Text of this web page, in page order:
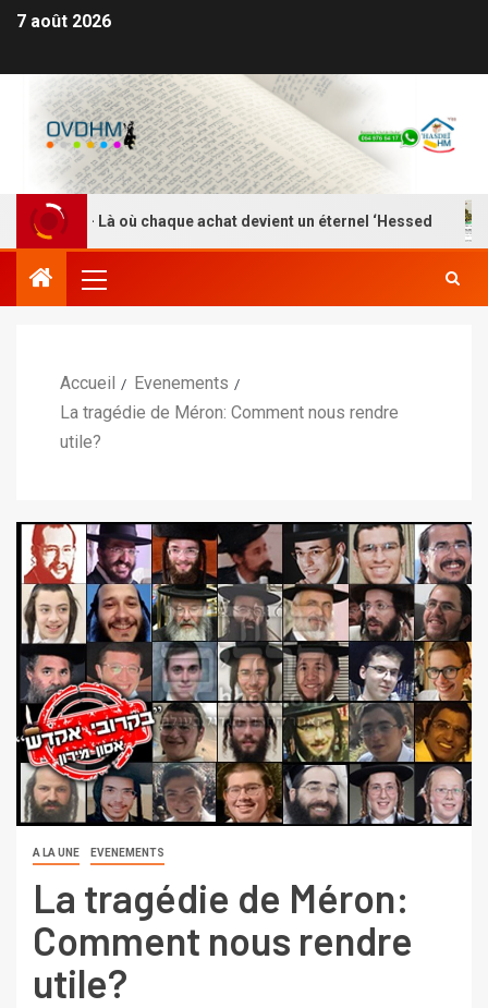
7 août 2026
HM – Là où chaque achat devient un éternel ‘Hessed
Accueil
Evenements
La tragédie de Méron: Comment nous rendre
utile?
A LA UNE EVENEMENTS
La tragédie de Méron:
Comment nous rendre
utile?